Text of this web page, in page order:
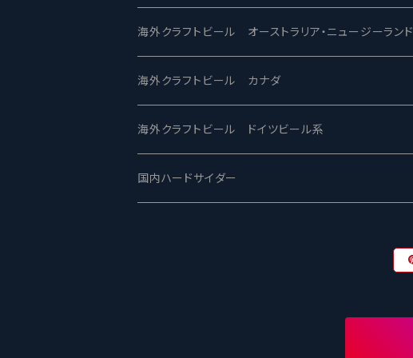
ビアへるん - Beer Hearn
忽布古丹醸造 - HOP KOTAN
ワイマーケットブルーイング Y.Market Brewing
志賀高原ビール - SIGAKOGEN
Toppling Goliath トップリンゴライアス
Fair State フェアステイト
Lagunitas ラグニタス
FirestoneWalker ファイアストーン
SAIREN /サイレン
ワイルドチャイルド - Wilde Child
BrewDog Brewery - ブリュードッグ
The Flying Inn / ザ フライイング イン
gweilo-鬼佬 グウァイロ
Heart Of Darkness - ハートオブダークネス
Carbon brews -カーボン
TAIHU - タイフー
海外クラフトビール オーストラリア・ニュージーランド
ROCKY RIDGE - ロッキーリッジ
BODRIGGY BREWING ボッドリッジー
CO-CONSPIRATORS コ・コンスピレーターズ
海外クラフトビール カナダ
Jackie O's ジャッキーオーズ
Westbrook ウェストブルック
海外クラフトビール ドイツビール系
Karmeliten カーメリテン
国内ハードサイダー